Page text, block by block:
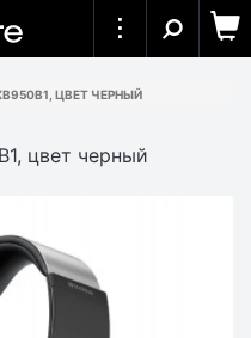
ЦВЕТ ЧЕРНЫЙ
цвет черный